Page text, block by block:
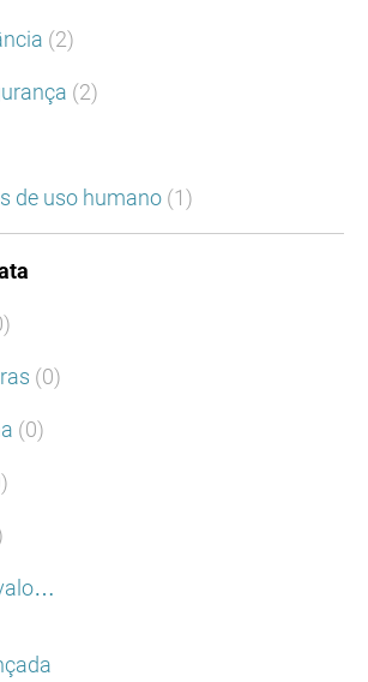
(2)
(2)
de uso humano (1)
(0)
(0)